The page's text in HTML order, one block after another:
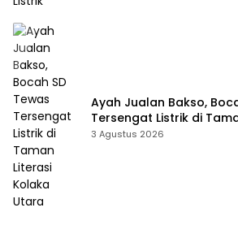
Ayah Jualan Bakso,
Tersengat Listrik di
Utara
3 Agustus 2026